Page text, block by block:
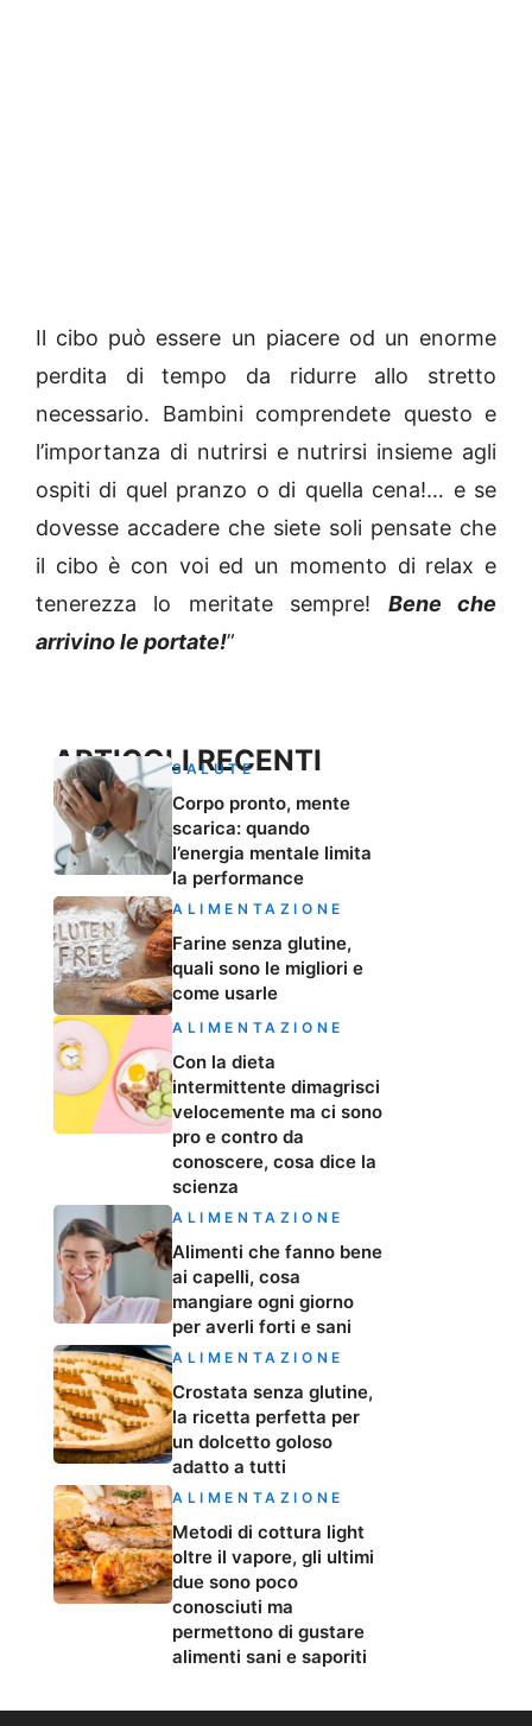
Il cibo può essere un piacere od un enorme
perdita di tempo da ridurre allo stretto
necessario. Bambini comprendete questo e
l’importanza di nutrirsi e nutrirsi insieme agli
ospiti di quel pranzo o di quella cena!… e se
dovesse accadere che siete soli pensate che
il cibo è con voi ed un momento di relax e
tenerezza lo meritate sempre! Bene che
arrivino le portate!”
ARTICOLI RECENTI
SALUTE
Corpo pronto, mente
scarica: quando
l’energia mentale limita
la performance
ALIMENTAZIONE
Farine senza glutine,
quali sono le migliori e
come usarle
ALIMENTAZIONE
Con la dieta
intermittente dimagrisci
velocemente ma ci sono
pro e contro da
conoscere, cosa dice la
scienza
ALIMENTAZIONE
Alimenti che fanno bene
ai capelli, cosa
mangiare ogni giorno
per averli forti e sani
ALIMENTAZIONE
Crostata senza glutine,
la ricetta perfetta per
un dolcetto goloso
adatto a tutti
ALIMENTAZIONE
Metodi di cottura light
oltre il vapore, gli ultimi
due sono poco
conosciuti ma
permettono di gustare
alimenti sani e saporiti